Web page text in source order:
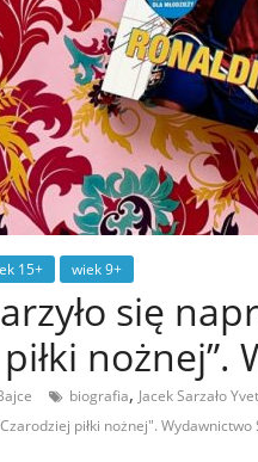
15+ wiek 9+
się
nożnej”.
biografia, Jacek Sarzało
piłki nożnej". Wydawnictwo